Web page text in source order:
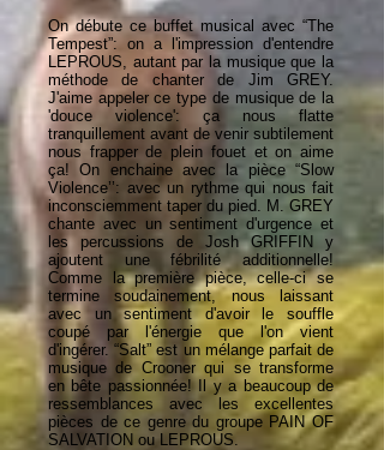
On débute ce buffet musical avec “The
Tempest”: on a l'impression d'entendre
LEPROUS, autant par la musique que la
méthode de chanter de Jim GREY.
J'aime appeler ce type de musique de la
'douce violence': ça nous flatte
tranquillement avant de venir subtilement
nous frapper de plein fouet et on aime
ça! On enchaine avec la pièce “Slow
Violence’’: avec un rythme qui nous fait
inconsciemment taper du pied. M. GREY
chante avec un sentiment d'urgence et
les percussions de Josh GRIFFIN y
ajoutent une fébrilité additionnelle!
Comme la première pièce, celle-ci se
termine soudainement, nous laissant
avec un sentiment d'avoir le souffle
coupé par l'énergie que l'on vient
d'ingérer. “Salt” est un mélange parfait de
musique de Crooner qui se transforme
en bête passionnée! Il y a beaucoup de
ressemblances avec les excellentes
pièces de ce genre du groupe PAIN OF
SALVATION ou LEPROUS.